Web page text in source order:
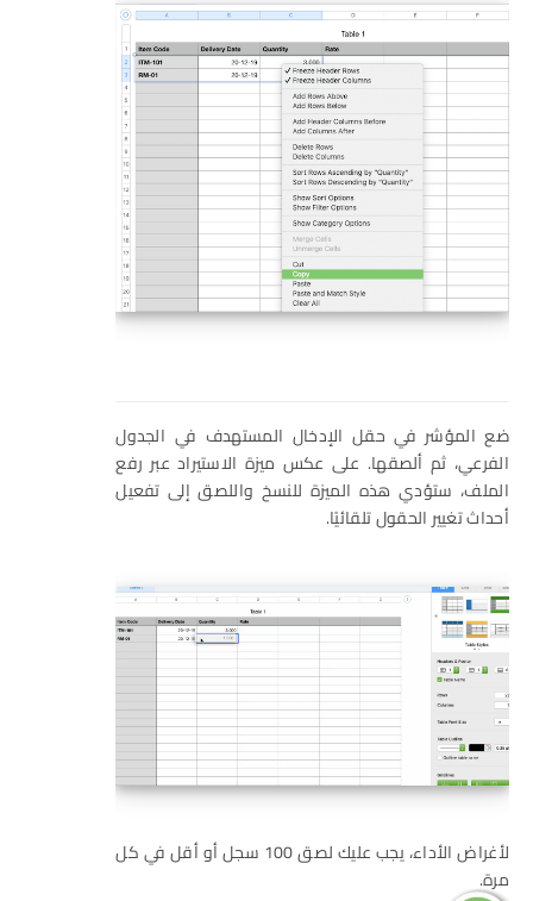
ضع المؤشر في حقل الإدخال المستهدف في الجدول
الفرعي، ثم ألصقها. على عكس ميزة الاستيراد عبر رفع
الملف، ستؤدي هذه الميزة للنسخ واللصق إلى تفعيل
أحداث تغيير الحقول تلقائيًا.
لأغراض الأداء، يجب عليك لصق 100 سجل أو أقل في كل
مرة.